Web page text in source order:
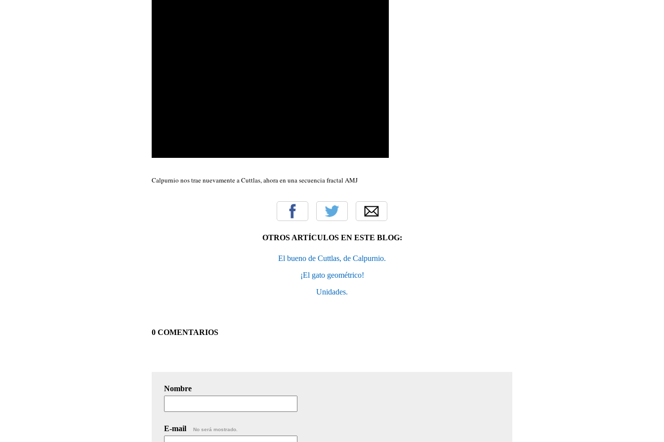
Calpurnio nos trae nuevamente a Cuttlas, ahora en una secuencia fractal AMJ
OTROS ARTÍCULOS EN ESTE BLOG:
El bueno de Cuttlas, de Calpurnio.
¡El gato geométrico!
Unidades.
0 COMENTARIOS
Nombre
E-mail No será mostrado.